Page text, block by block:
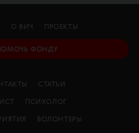
О ВИЧ ПРОЕКТЫ
ФОНДУ
СТАТЬИ
ПСИХОЛОГ
ВОЛОНТЕРЫ